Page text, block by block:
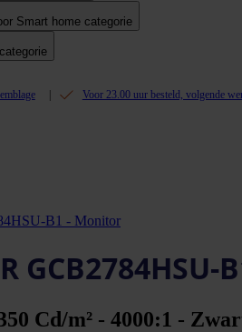
Smart home categorie
Voor 23.00 uur besteld, volgende
B1 - Monitor
Cd/m² - 4000:1 -